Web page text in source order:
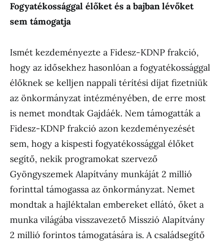
Fogyatékossággal élőket és a bajban lévőket
sem támogatja
Ismét kezdeményezte a Fidesz-KDNP frakció,
hogy az idősekhez hasonlóan a fogyatékossággal
élőknek se kelljen nappali térítési díjat fizetniük
az önkormányzat intézményében, de erre most
is nemet mondtak Gajdáék. Nem támogatták a
Fidesz-KDNP frakció azon kezdeményezését
sem, hogy a kispesti fogyatékossággal élőket
segítő, nekik programokat szervező
Gyöngyszemek Alapítvány munkáját 2 millió
forinttal támogassa az önkormányzat. Nemet
mondtak a hajléktalan embereket ellátó, őket a
munka világába visszavezető Misszió Alapítvány
2 millió forintos támogatására is. A családsegítő